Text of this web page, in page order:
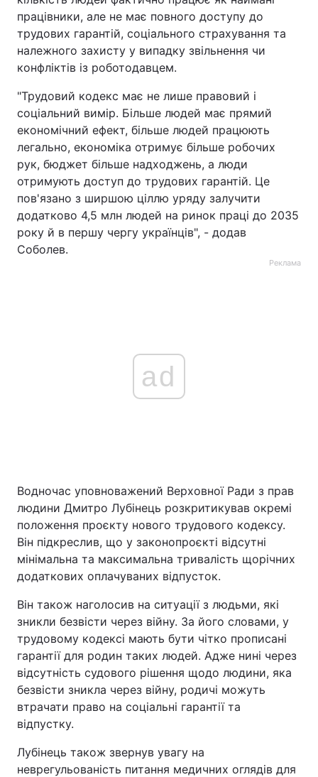
працівники, але не має повного доступу до
трудових гарантій, соціального страхування та
належного захисту у випадку звільнення чи
конфліктів із роботодавцем.
"Трудовий кодекс має не лише правовий і
соціальний вимір. Більше людей має прямий
економічний ефект, більше людей працюють
легально, економіка отримує більше робочих
рук, бюджет більше надходжень, а люди
отримують доступ до трудових гарантій. Це
пов'язано з ширшою ціллю уряду залучити
додатково 4,5 млн людей на ринок праці до 2035
року й в першу чергу українців", - додав
Соболев.
Реклама
ad
Водночас уповноважений Верховної Ради з прав
людини Дмитро Лубінець розкритикував окремі
положення проєкту нового трудового кодексу.
Він підкреслив, що у законопроєкті відсутні
мінімальна та максимальна тривалість щорічних
додаткових оплачуваних відпусток.
Він також наголосив на ситуації з людьми, які
зникли безвісти через війну. За його словами, у
трудовому кодексі мають бути чітко прописані
гарантії для родин таких людей. Адже нині через
відсутність судового рішення щодо людини, яка
безвісти зникла через війну, родичі можуть
втрачати право на соціальні гарантії та
відпустку.
Лубінець також звернув увагу на
неврегульованість питання медичних оглядів для